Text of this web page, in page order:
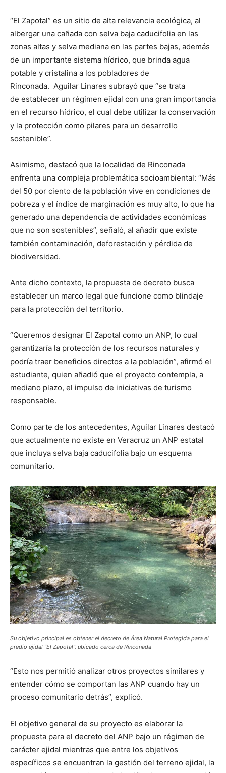
“El Zapotal” es un sitio de alta relevancia ecológica, al
albergar una cañada con selva baja caducifolia en las
zonas altas y selva mediana en las partes bajas, además
de un importante sistema hídrico, que brinda agua
potable y cristalina a los pobladores de
Rinconada. Aguilar Linares subrayó que “se trata
de establecer un régimen ejidal con una gran importancia
en el recurso hídrico, el cual debe utilizar la conservación
y la protección como pilares para un desarrollo
sostenible”.
Asimismo, destacó que la localidad de Rinconada
enfrenta una compleja problemática socioambiental: “Más
del 50 por ciento de la población vive en condiciones de
pobreza y el índice de marginación es muy alto, lo que ha
generado una dependencia de actividades económicas
que no son sostenibles”, señaló, al añadir que existe
también contaminación, deforestación y pérdida de
biodiversidad.
Ante dicho contexto, la propuesta de decreto busca
establecer un marco legal que funcione como blindaje
para la protección del territorio.
“Queremos designar El Zapotal como un ANP, lo cual
garantizaría la protección de los recursos naturales y
podría traer beneficios directos a la población”, afirmó el
estudiante, quien añadió que el proyecto contempla, a
mediano plazo, el impulso de iniciativas de turismo
responsable.
Como parte de los antecedentes, Aguilar Linares destacó
que actualmente no existe en Veracruz un ANP estatal
que incluya selva baja caducifolia bajo un esquema
comunitario.
Su objetivo principal es obtener el decreto de Área Natural Protegida para el
predio ejidal “El Zapotal”, ubicado cerca de Rinconada
“Esto nos permitió analizar otros proyectos similares y
entender cómo se comportan las ANP cuando hay un
proceso comunitario detrás”, explicó.
El objetivo general de su proyecto es elaborar la
propuesta para el decreto del ANP bajo un régimen de
carácter ejidal mientras que entre los objetivos
específicos se encuentran la gestión del terreno ejidal, la